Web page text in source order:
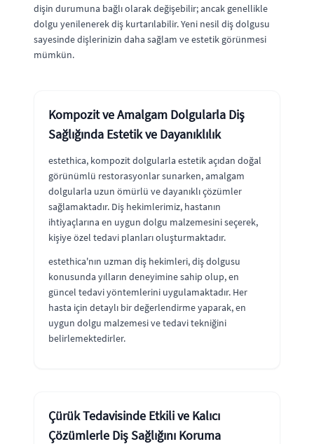
dişin durumuna bağlı olarak değişebilir; ancak genellikle
dolgu yenilenerek diş kurtarılabilir. Yeni nesil diş dolgusu
sayesinde dişlerinizin daha sağlam ve estetik görünmesi
mümkün.
Kompozit ve Amalgam Dolgularla Diş
Sağlığında Estetik ve Dayanıklılık
estethica, kompozit dolgularla estetik açıdan doğal
görünümlü restorasyonlar sunarken, amalgam
dolgularla uzun ömürlü ve dayanıklı çözümler
sağlamaktadır. Diş hekimlerimiz, hastanın
ihtiyaçlarına en uygun dolgu malzemesini seçerek,
kişiye özel tedavi planları oluşturmaktadır.
estethica'nın uzman diş hekimleri, diş dolgusu
konusunda yılların deneyimine sahip olup, en
güncel tedavi yöntemlerini uygulamaktadır. Her
hasta için detaylı bir değerlendirme yaparak, en
uygun dolgu malzemesi ve tedavi tekniğini
belirlemektedirler.
Çürük Tedavisinde Etkili ve Kalıcı
Çözümlerle Diş Sağlığını Koruma